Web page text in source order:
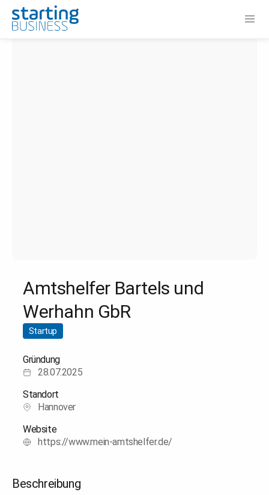
Amtshelfer Bartels und
Werhahn GbR
Startup
Gründung
28.07.2025
Standort
Hannover
Website
https://www.mein-amtshelfer.de/
Beschreibung